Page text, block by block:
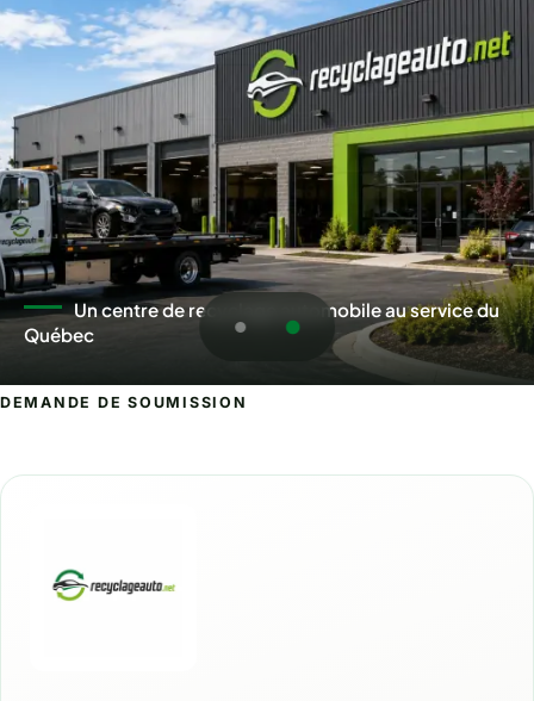
Un centre de recyclage automobile au service du
Québec
DEMANDE DE SOUMISSION